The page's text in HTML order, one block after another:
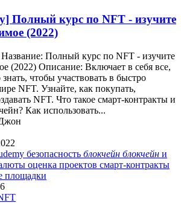
Полный курс по NFT - изучите
(2022)
Полный курс по NFT - изучите
(2022) Описание: Включает в себя все,
чтобы участвовать в быстро
NFT. Узнайте, как покупать,
NFT. Что такое смарт-контракты и
Как использовать...
безопасность блокчейн блокчейн и
оценка проектов смарт-контракты
площадки